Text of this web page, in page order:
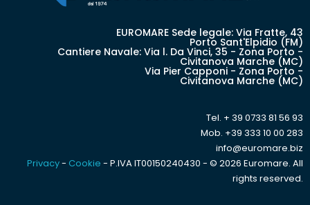
EUROMARE Sede legale: Via Fratte, 43
Porto Sant'Elpidio (FM)
Cantiere Navale: Via l. Da Vinci, 35 - Zona Porto -
Civitanova Marche (MC)
Via Pier Capponi - Zona Porto -
Civitanova Marche (MC)
Tel. + 39 0733 81 56 93
Mob. +39 333 10 00 283
info@euromare.biz
Privacy- Cookie - P.IVA IT00150240430 - © 2026 Euromare. All
rights reserved.